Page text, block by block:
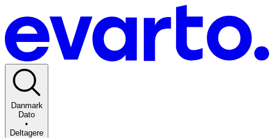
Danmark
Dato
•
Deltagere